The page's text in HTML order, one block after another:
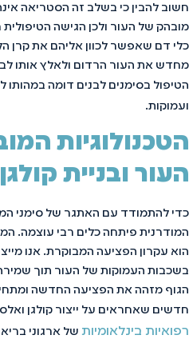
חשוב להבין כי בשלב זה הסטריאה
מובהק של העור ולכן הגישה הטיפולית
כלי דם שאפשר לכוון אליהם את קרן
מחדש את העור הרדום ולאלץ אותו
הטיפול בסימנים לבנים דומה במהותו
ועמוקות.
הטכנולוגיות
העור ובניית קולגן
כדי להתמודד עם האתגר של סימני
המודרנית פיתחה כלים רבי עוצמה.
הוא עקרון הפציעה המבוקרת. אנו
בשכבות העמוקות של העור תוך
הגוף מזהה את הפציעה החדשה
חדשים שאחראים על ייצור קולגן
רפואיות בינלאומיות של ארגוני